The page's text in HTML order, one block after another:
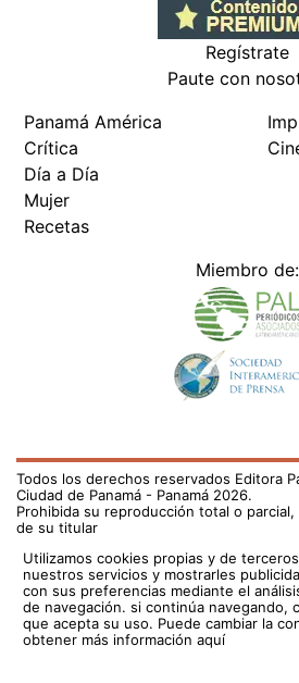
Regístrate
Paute con
Panamá América
Crítica
Día a Día
Mujer
Recetas
Miembro de:
Todos los derechos reservados Editora
Ciudad de Panamá - Panamá 2026.
Prohibida su reproducción total o
de su titular
Utilizamos cookies propias y de
nuestros servicios y mostrarles
con sus preferencias mediante el
de navegación. si continúa navegando,
que acepta su uso. Puede cambiar la
obtener más información aquí